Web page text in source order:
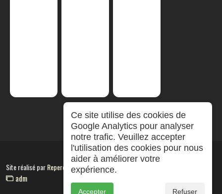
Site réalisé parRepereCom
adm
Ce site utilise des cookies de
Google Analytics pour analyser
notre trafic. Veuillez accepter
l'utilisation des cookies pour nous
aider à améliorer votre
expérience.
Accepter Refuser